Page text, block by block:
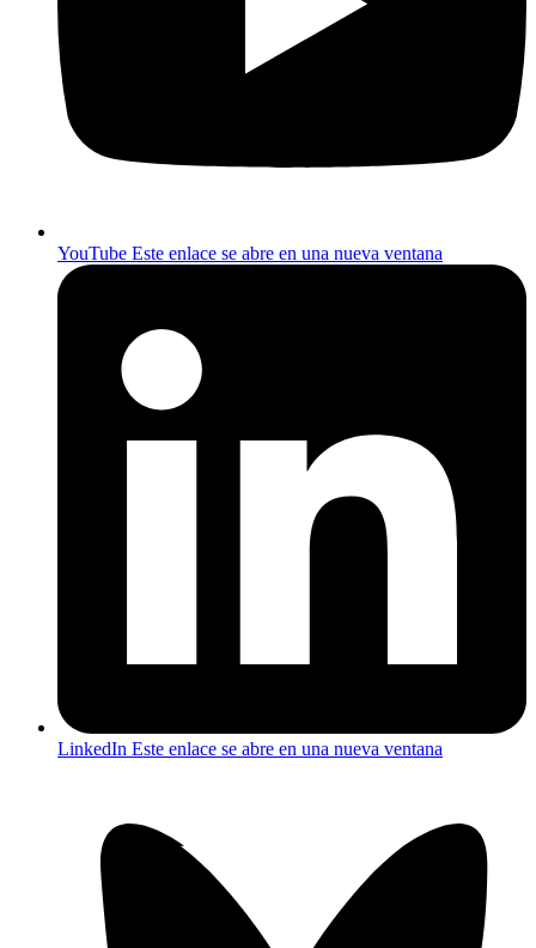
YouTube Este enlace se abre en una nueva ventana
LinkedIn Este enlace se abre en una nueva ventana